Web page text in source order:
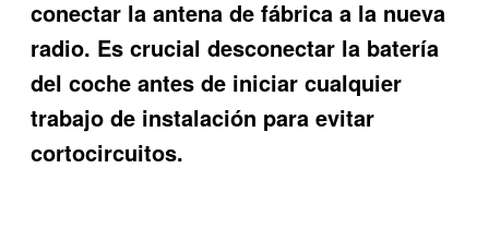
conectar la antena de fábrica a la nueva
radio. Es crucial desconectar la batería
del coche antes de iniciar cualquier
trabajo de instalación para evitar
cortocircuitos.